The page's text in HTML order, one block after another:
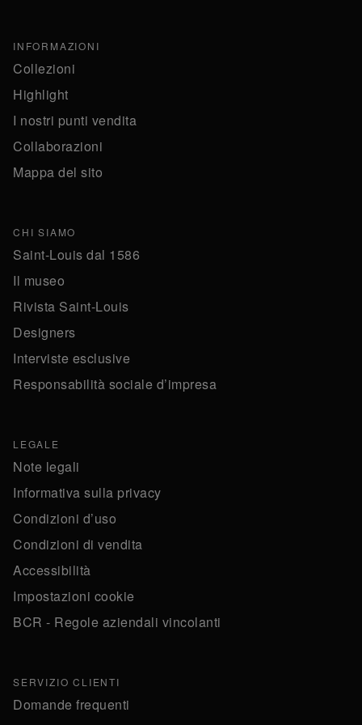
INFORMAZIONI
Collezioni
Highlight
I nostri punti vendita
Collaborazioni
Mappa del sito
CHI SIAMO
Saint-Louis dal 1586
Il museo
Rivista Saint-Louis
Designers
Interviste esclusive
Responsabilità sociale d’impresa
LEGALE
Note legali
Informativa sulla privacy
Condizioni d’uso
Condizioni di vendita
Accessibilità
Impostazioni cookie
BCR - Regole aziendali vincolanti
SERVIZIO CLIENTI
Domande frequenti